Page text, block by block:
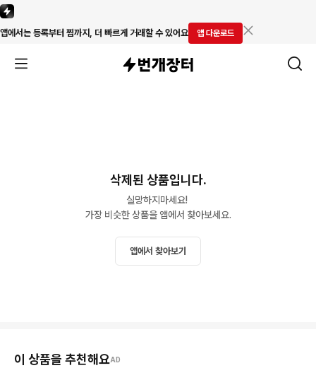
앱에서는 등록부터 찜까지, 더 빠르게 거래할 수 있어요 앱 다운로드
삭제된 상품입니다.
실망하지마세요!
가장 비슷한 상품을 앱에서 찾아보세요.
앱에서 찾아보기
이 상품을 추천해요AD